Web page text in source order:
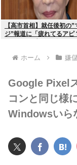
【高市首相】就任後初の”
ジ”報道に「疲れてるアピ
ホーム 嫌
Google Pixel
コンと同じ様
Windowsいら